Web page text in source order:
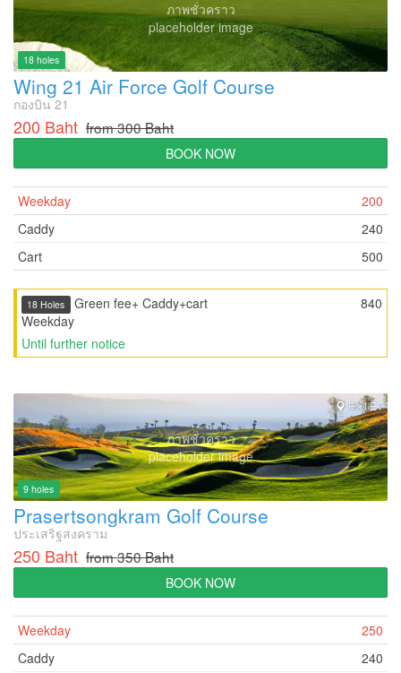
ภาพชั่วคราว
placeholder image
18 holes
Wing 21 Air Force Golf Course
กองบิน 21
200 Baht from 300 Baht
BOOK NOW
Weekday
200
Caddy
240
Cart
500
840
18 Holes Green fee+ Caddy+cart
Weekday
Until further notice
ภาพชั่วคราว
placeholder image
ROI ET
9 holes
Prasertsongkram Golf Course
ประเสริฐสงคราม
250 Baht from 350 Baht
BOOK NOW
Weekday
250
Caddy
240